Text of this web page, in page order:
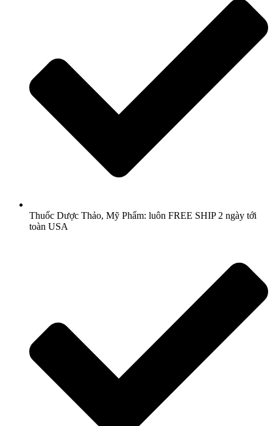
Thuốc Dược Thảo, Mỹ Phẩm: luôn FREE SHIP 2 ngày tới
toàn USA